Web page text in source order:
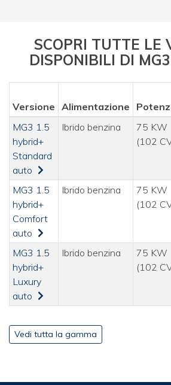
SCOPRI TUTTE LE
DISPONIBILI DI
Versione Alimentazione
MG3 1.5
hybrid+
Standard
auto
Ibrido benzina
75 KW
(102
MG3 1.5
hybrid+
Comfort
auto
Ibrido benzina
75 KW
(102
MG3 1.5
hybrid+
Luxury
auto
Ibrido benzina
75 KW
(102
Vedi tutta la gamma